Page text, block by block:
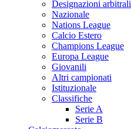
Designazioni arbitrali
Nazionale
Nations League
Calcio Estero
Champions League
Europa League
Giovanili
Altri campionati
Istituzionale
Classifiche
Serie A
Serie B